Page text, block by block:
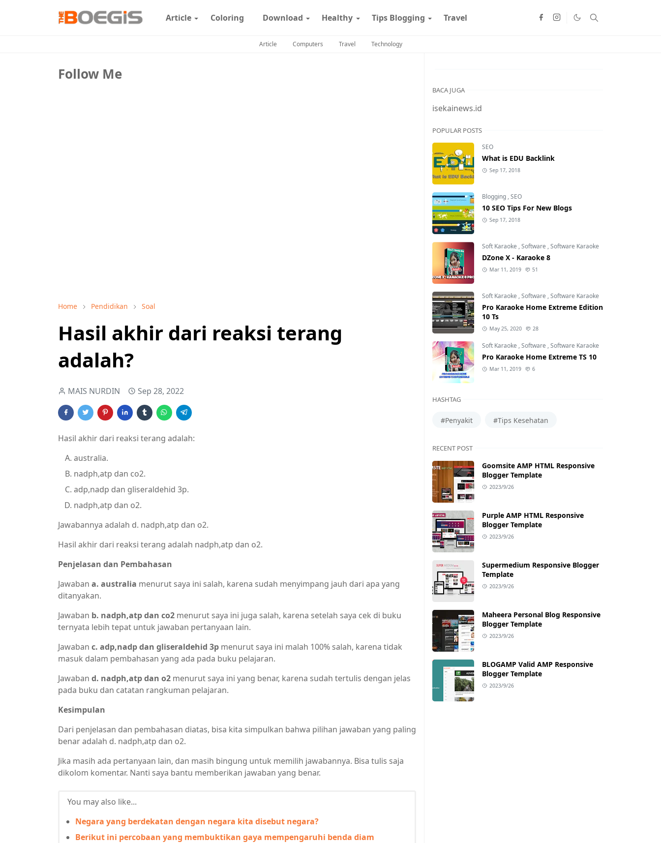
Article Coloring Download Healthy Tips Blogging Travel
Article Computers Travel Technology
Follow Me
Home Pendidikan Soal
Hasil akhir dari reaksi terang
adalah?
MAIS NURDIN Sep 28, 2022
Hasil akhir dari reaksi terang adalah:
australia.
nadph,atp dan co2.
adp,nadp dan gliseraldehid 3p.
nadph,atp dan o2.
Jawabannya adalah d. nadph,atp dan o2.
Hasil akhir dari reaksi terang adalah nadph,atp dan o2.
Penjelasan dan Pembahasan
Jawaban a. australia menurut saya ini salah, karena sudah menyimpang jauh dari apa yang
ditanyakan.
Jawaban b. nadph,atp dan co2 menurut saya ini juga salah, karena setelah saya cek di buku
ternyata lebih tepat untuk jawaban pertanyaan lain.
Jawaban c. adp,nadp dan gliseraldehid 3p menurut saya ini malah 100% salah, karena tidak
masuk dalam pembahasan yang ada pada buku pelajaran.
Jawaban d. nadph,atp dan o2 menurut saya ini yang benar, karena sudah tertulis dengan jelas
pada buku dan catatan rangkuman pelajaran.
Kesimpulan
Dari penjelasan dan pembahasan diatas, bisa kita simpulkan bahwa pilihan jawaban yang paling
benar adalah d. nadph,atp dan o2.
Jika masih ada pertanyaan lain, dan masih bingung untuk memilih jawabannya. Bisa tulis saja
dikolom komentar. Nanti saya bantu memberikan jawaban yang benar.
You may also like...
Negara yang berdekatan dengan negara kita disebut negara?
Berikut ini percobaan yang membuktikan gaya mempengaruhi benda diam
BACA JUGA
isekainews.id
POPULAR POSTS
SEO
What is EDU Backlink
Sep 17, 2018
Blogging ,SEO
10 SEO Tips For New Blogs
Sep 17, 2018
Soft Karaoke ,Software ,Software Karaoke
DZone X - Karaoke 8
Mar 11, 2019 51
Soft Karaoke ,Software ,Software Karaoke
Pro Karaoke Home Extreme Edition
10 Ts
May 25, 2020 28
Soft Karaoke ,Software ,Software Karaoke
Pro Karaoke Home Extreme TS 10
Mar 11, 2019 6
HASHTAG
#Penyakit #Tips Kesehatan
RECENT POST
Goomsite AMP HTML Responsive
Blogger Template
2023/9/26
Purple AMP HTML Responsive
Blogger Template
2023/9/26
Supermedium Responsive Blogger
Template
2023/9/26
Maheera Personal Blog Responsive
Blogger Template
2023/9/26
BLOGAMP Valid AMP Responsive
Blogger Template
2023/9/26